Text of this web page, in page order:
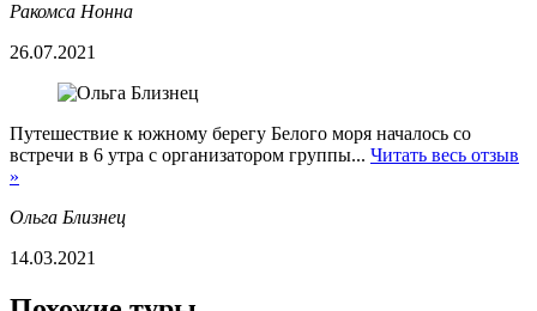
Ракомса Нонна
26.07.2021
Путешествие к южному берегу Белого моря началось со
встречи в 6 утра с организатором группы... Читать весь отзыв
»
Ольга Близнец
14.03.2021